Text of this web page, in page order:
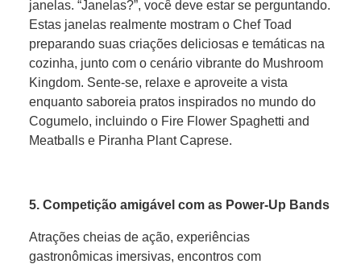
janelas. “Janelas?”, você deve estar se perguntando.
Estas janelas realmente mostram o Chef Toad
preparando suas criações deliciosas e temáticas na
cozinha, junto com o cenário vibrante do Mushroom
Kingdom. Sente-se, relaxe e aproveite a vista
enquanto saboreia pratos inspirados no mundo do
Cogumelo, incluindo o Fire Flower Spaghetti and
Meatballs e Piranha Plant Caprese.
5. Competição amigável com as Power-Up Bands
Atrações cheias de ação, experiências
gastronômicas imersivas, encontros com